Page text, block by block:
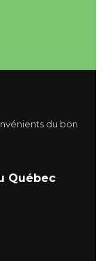
du bon
Québec